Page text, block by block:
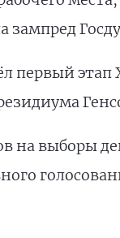
зампред
этап
на выборы